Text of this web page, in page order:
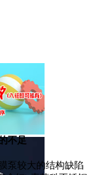
不足
泵较大的结构缺陷